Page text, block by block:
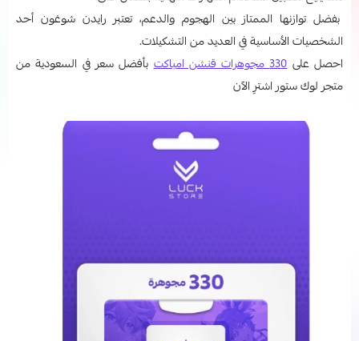
بفضل توازنها الممتاز بين الهجوم والدعم، تعتبر رايدن شوغون أحد
الشخصيات الأساسية في العديد من التشكيلات.
احصل على330 مجوهرات قنشن امباكت
بأفضل سعر في السعودية من
متجر لوك ستور اشترِ الآن